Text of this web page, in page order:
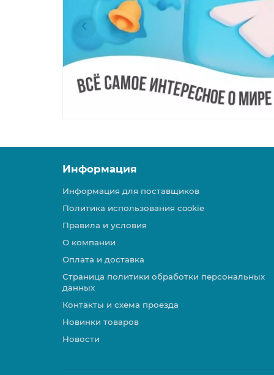
Информация
Информация для поставщиков
Политика использования cookie
Правила и условия
О компании
Оплата и доставка
Страница политики обработки персональных
данных
Контакты и схема проезда
Новинки товаров
Новости